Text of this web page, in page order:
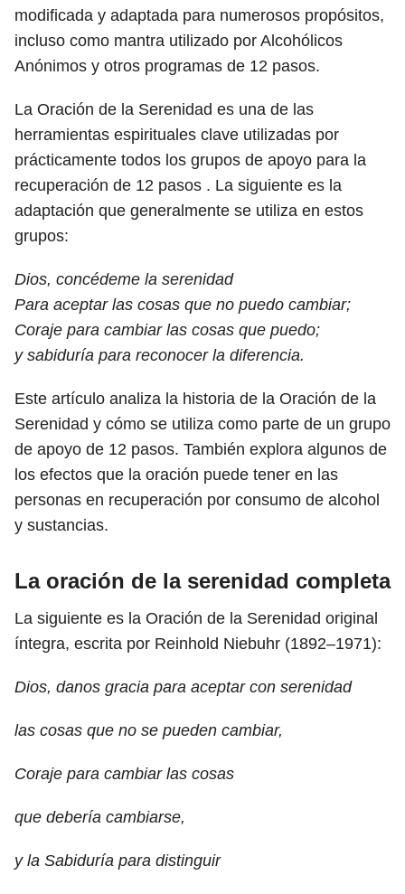
modificada y adaptada para numerosos propósitos,
incluso como mantra utilizado por Alcohólicos
Anónimos y otros programas de 12 pasos.
La Oración de la Serenidad es una de las
herramientas espirituales clave utilizadas por
prácticamente todos los grupos de apoyo para la
recuperación de 12 pasos . La siguiente es la
adaptación que generalmente se utiliza en estos
grupos:
Dios, concédeme la serenidad
Para aceptar las cosas que no puedo cambiar;
Coraje para cambiar las cosas que puedo;
y sabiduría para reconocer la diferencia.
Este artículo analiza la historia de la Oración de la
Serenidad y cómo se utiliza como parte de un grupo
de apoyo de 12 pasos. También explora algunos de
los efectos que la oración puede tener en las
personas en recuperación por consumo de alcohol
y sustancias.
La oración de la serenidad completa
La siguiente es la Oración de la Serenidad original
íntegra, escrita por Reinhold Niebuhr (1892–1971):
Dios, danos gracia para aceptar con serenidad
las cosas que no se pueden cambiar,
Coraje para cambiar las cosas
que debería cambiarse,
y la Sabiduría para distinguir